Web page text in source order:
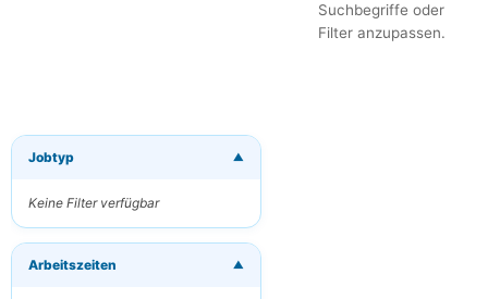
Suchbegriffe oder
Filter anzupassen.
Jobtyp ▼
Keine Filter verfügbar
Arbeitszeiten ▼